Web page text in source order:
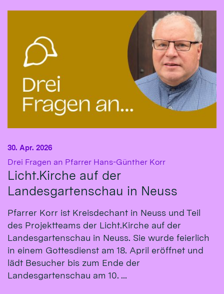
Drei Fragen an Pfarrer Hans-Günther Korr:
Licht.Kirche auf der
Landesgartenschau in Neuss
30. Apr. 2026
Pfarrer Korr ist Kreisdechant in Neuss und Teil
des Projektteams der Licht.Kirche auf der
Landesgartenschau in Neuss. Sie wurde feierlich
in einem Gottesdienst am 18. April eröffnet und
lädt Besucher bis zum Ende der
Landesgartenschau am 10. ...